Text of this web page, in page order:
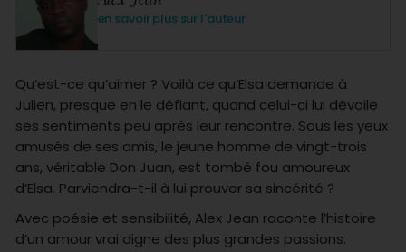
en savoir plus sur l'auteur
Qu’est-ce qu’aimer ? Voilà ce qu’Elsa demande à
Julien, presque en le défiant, quand celui-ci lui dévoile
ses sentiments peu après leur rencontre. Sous les yeux
amusés de ses amis, le jeune homme de vingt-trois
ans, véritable Don Juan, est tombé fou amoureux
d’Elsa. Parviendra-t-il à lui prouver sa sincérité ?
Avec poésie et sensibilité, Alex Jean raconte l’histoire
d’un amour vrai digne des plus grandes passions.